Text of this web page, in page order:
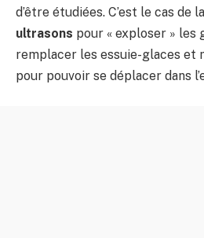
d’être étudiées. C’est le cas de la
ultrasons pour « exploser » les
remplacer les essuie-glaces et
pour pouvoir se déplacer dans